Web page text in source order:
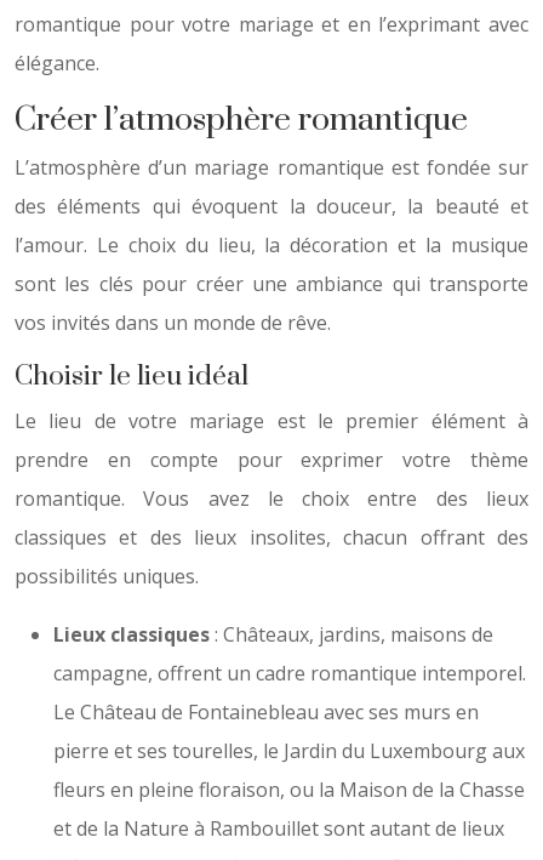
romantique pour votre mariage et en l’exprimant avec
élégance.
Créer l’atmosphère romantique
L’atmosphère d’un mariage romantique est fondée sur
des éléments qui évoquent la douceur, la beauté et
l’amour. Le choix du lieu, la décoration et la musique
sont les clés pour créer une ambiance qui transporte
vos invités dans un monde de rêve.
Choisir le lieu idéal
Le lieu de votre mariage est le premier élément à
prendre en compte pour exprimer votre thème
romantique. Vous avez le choix entre des lieux
classiques et des lieux insolites, chacun offrant des
possibilités uniques.
Lieux classiques: Châteaux, jardins, maisons de
campagne, offrent un cadre romantique intemporel.
Le Château de Fontainebleau avec ses murs en
pierre et ses tourelles, le Jardin du Luxembourg aux
fleurs en pleine floraison, ou la Maison de la Chasse
et de la Nature à Rambouillet sont autant de lieux